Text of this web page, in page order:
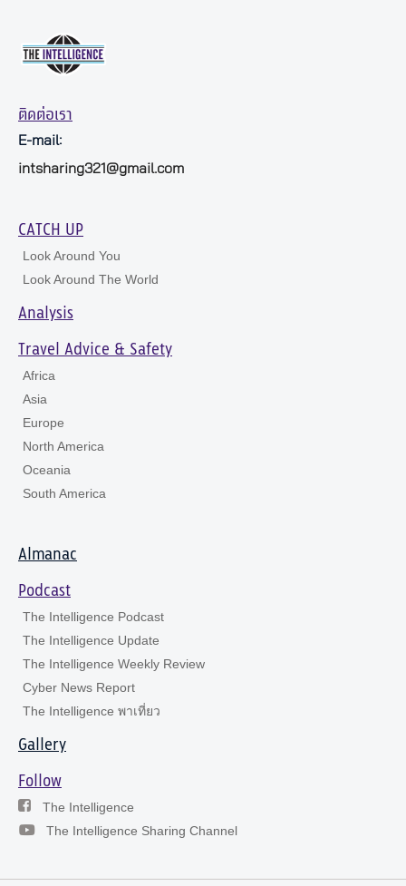
ติดต่อเรา
E-mail:
intsharing321@gmail.com
CATCH UP
Look Around You
Look Around The World
Analysis
Travel Advice & Safety
Africa
Asia
Europe
North America
Oceania
South America
Almanac
Podcast
The Intelligence Podcast
The Intelligence Update
The Intelligence Weekly Review
Cyber News Report
The Intelligence พาเที่ยว
Gallery
Follow
The Intelligence
The Intelligence Sharing Channel